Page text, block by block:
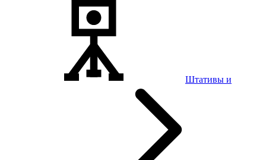
Штативы и